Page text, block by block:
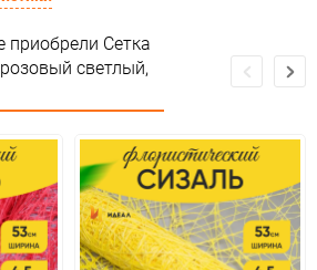
Не подлежит сертификации
Особых условий не требует
20
шт
розовый светлый
приобрели Сетка
светлый,